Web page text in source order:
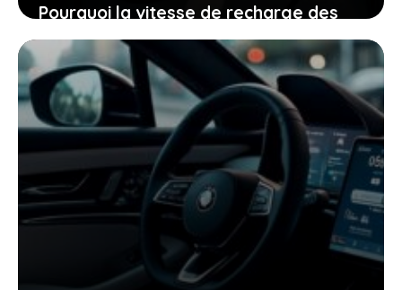
Pourquoi la vitesse de recharge des
voitures électriques en 2026 va
changer votre expérience
26 mai 2026